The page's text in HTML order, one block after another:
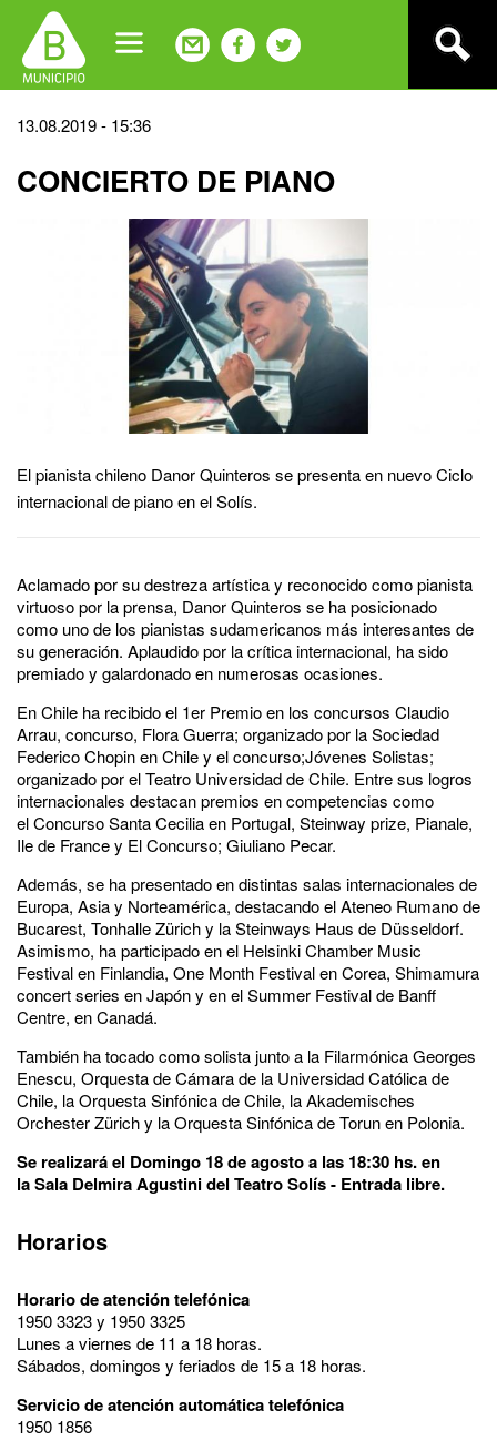
navigation
Back
top
13.08.2019 - 15:36
CONCIERTO DE PIANO
El pianista chileno Danor Quinteros se presenta en nuevo Ciclo
internacional de piano en el Solís.
Aclamado por su destreza artística y reconocido como pianista
virtuoso por la prensa, Danor Quinteros se ha posicionado
como uno de los pianistas sudamericanos más interesantes de
su generación. Aplaudido por la crítica internacional, ha sido
premiado y galardonado en numerosas ocasiones.
En Chile ha recibido el 1er Premio en los concursos Claudio
Arrau, concurso, Flora Guerra; organizado por la Sociedad
Federico Chopin en Chile y el concurso;Jóvenes Solistas;
organizado por el Teatro Universidad de Chile. Entre sus logros
internacionales destacan premios en competencias como
el Concurso Santa Cecilia en Portugal, Steinway prize, Pianale,
Ile de France y El Concurso; Giuliano Pecar.
Además, se ha presentado en distintas salas internacionales de
Europa, Asia y Norteamérica, destacando el Ateneo Rumano de
Bucarest, Tonhalle Zürich y la Steinways Haus de Düsseldorf.
Asimismo, ha participado en el Helsinki Chamber Music
Festival en Finlandia, One Month Festival en Corea, Shimamura
concert series en Japón y en el Summer Festival de Banff
Centre, en Canadá.
También ha tocado como solista junto a la Filarmónica Georges
Enescu, Orquesta de Cámara de la Universidad Católica de
Chile, la Orquesta Sinfónica de Chile, la Akademisches
Orchester Zürich y la Orquesta Sinfónica de Torun en Polonia.
Se realizará el Domingo 18 de agosto a las 18:30 hs. en
la Sala Delmira Agustini del Teatro Solís - Entrada libre.
Horarios
Horario de atención telefónica
1950 3323 y 1950 3325
Lunes a viernes de 11 a 18 horas.
Sábados, domingos y feriados de 15 a 18 horas.
Servicio de atención automática telefónica
1950 1856